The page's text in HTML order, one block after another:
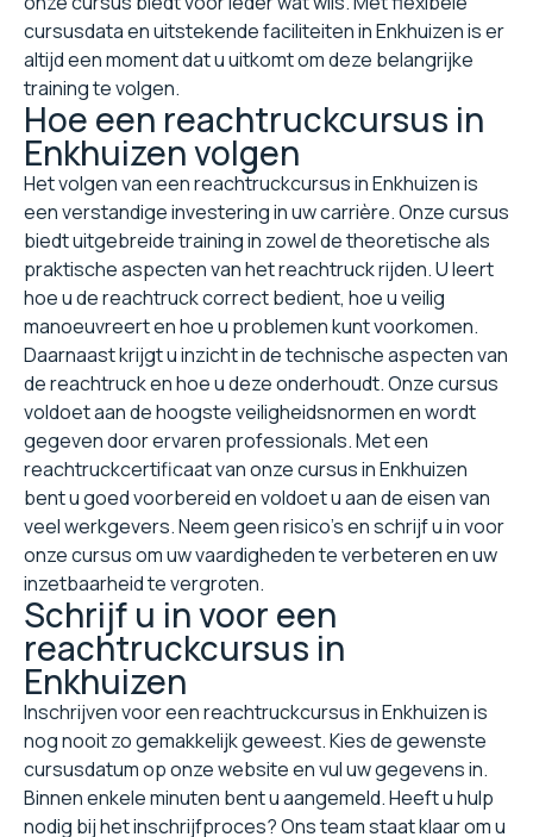
cursusdata en uitstekende faciliteiten in Enkhuizen is er
altijd een moment dat u uitkomt om deze belangrijke
training te volgen.
Hoe een reachtruckcursus in
Enkhuizen volgen
Het volgen van een reachtruckcursus in Enkhuizen is
een verstandige investering in uw carrière. Onze cursus
biedt uitgebreide training in zowel de theoretische als
praktische aspecten van het reachtruck rijden. U leert
hoe u de reachtruck correct bedient, hoe u veilig
manoeuvreert en hoe u problemen kunt voorkomen.
Daarnaast krijgt u inzicht in de technische aspecten van
de reachtruck en hoe u deze onderhoudt. Onze cursus
voldoet aan de hoogste veiligheidsnormen en wordt
gegeven door ervaren professionals. Met een
reachtruckcertificaat van onze cursus in Enkhuizen
bent u goed voorbereid en voldoet u aan de eisen van
veel werkgevers. Neem geen risico's en schrijf u in voor
onze cursus om uw vaardigheden te verbeteren en uw
inzetbaarheid te vergroten.
Schrijf u in voor een
reachtruckcursus in
Enkhuizen
Inschrijven voor een reachtruckcursus in Enkhuizen is
nog nooit zo gemakkelijk geweest. Kies de gewenste
cursusdatum op onze website en vul uw gegevens in.
Binnen enkele minuten bent u aangemeld. Heeft u hulp
nodig bij het inschrijfproces? Ons team staat klaar om u